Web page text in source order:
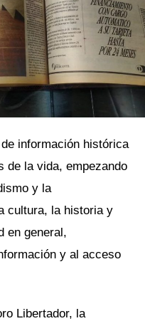
información histórica
de la vida, empezando
y la
cultura, la historia y
en general,
y al acceso
Libertador, la